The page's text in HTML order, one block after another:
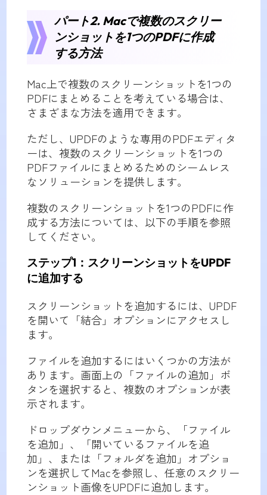
パート2. Macで複数のスクリー
ンショットを1つのPDFに作成
する方法
Mac上で複数のスクリーンショットを1つの
PDFにまとめることを考えている場合は、
さまざまな方法を適用できます。
ただし、UPDFのような専用のPDFエディタ
ーは、複数のスクリーンショットを1つの
PDFファイルにまとめるためのシームレス
なソリューションを提供します。
複数のスクリーンショットを1つのPDFに作
成する方法については、以下の手順を参照
してください。
ステップ1：スクリーンショットをUPDF
に追加する
スクリーンショットを追加するには、UPDF
を開いて「結合」オプションにアクセスし
ます。
ファイルを追加するにはいくつかの方法が
あります。画面上の「ファイルの追加」ボ
タンを選択すると、複数のオプションが表
示されます。
ドロップダウンメニューから、「ファイル
を追加」、「開いているファイルを追
加」、または「フォルダを追加」オプショ
ンを選択してMacを参照し、任意のスクリー
ンショット画像をUPDFに追加します。